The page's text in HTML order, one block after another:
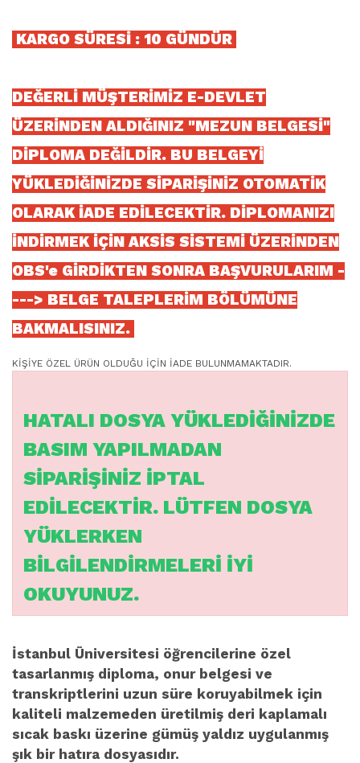
KARGO SÜRESİ : 10 GÜNDÜR
DEĞERLİ MÜŞTERİMİZ E-DEVLET
ÜZERİNDEN ALDIĞINIZ "MEZUN BELGESİ"
DİPLOMA DEĞİLDİR. BU BELGEYİ
YÜKLEDİĞİNİZDE SİPARİŞİNİZ OTOMATİK
OLARAK İADE EDİLECEKTİR. DİPLOMANIZI
İNDİRMEK İÇİN AKSİS SİSTEMİ ÜZERİNDEN
OBS'e GİRDİKTEN SONRA BAŞVURULARIM -
---> BELGE TALEPLERİM BÖLÜMÜNE
BAKMALISINIZ.
KİŞİYE ÖZEL ÜRÜN OLDUĞU İÇİN İADE BULUNMAMAKTADIR.
HATALI DOSYA YÜKLEDİĞİNİZDE
BASIM YAPILMADAN
SİPARİŞİNİZ İPTAL
EDİLECEKTİR. LÜTFEN DOSYA
YÜKLERKEN
BİLGİLENDİRMELERİ İYİ
OKUYUNUZ.
İstanbul Üniversitesi öğrencilerine özel
tasarlanmış diploma, onur belgesi ve
transkriptlerini uzun süre koruyabilmek için
kaliteli malzemeden üretilmiş deri kaplamalı
sıcak baskı üzerine gümüş yaldız uygulanmış
şık bir hatıra dosyasıdır.